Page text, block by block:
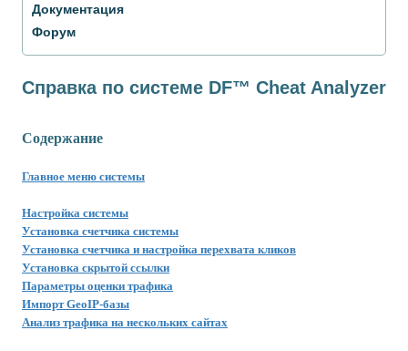
Документация
Форум
Справка по системе DF™ Cheat Analyzer
Содержание
Главное меню системы
Настройка системы
Установка счетчика системы
Установка счетчика и настройка перехвата кликов
Установка скрытой ссылки
Параметры оценки трафика
Импорт GeoIP-базы
Анализ трафика на нескольких сайтах